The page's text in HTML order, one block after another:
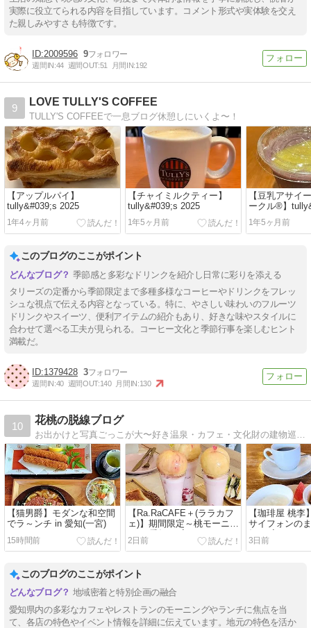
実際に役立てられる内容を目指しています。コメント形式や実体験を交え
た親しみやすさも特徴です。
2009596 9
週間IN:44 週間OUT:51 月間IN:192
9
LOVE TULLY'S COFFEE
TULLY'S COFFEEで一息ブログ休憩しにいくよ〜！
【アップルパイ】
tully&#039;s 2025
1年4ヶ月前
【チャイミルクティー】
tully&#039;s 2025
1年5ヶ月前
【豆乳アサイ
ークル®】
2025
1年5ヶ月前
このブログのここがポイント
季節感と多彩なドリンクを紹介し日常に彩りを添える
タリーズの定番から季節限定まで多種多様なコーヒーやドリンクをフレッ
シュな視点で伝える内容となっている。特に、やさしい味わいのフルーツ
ドリンクやスイーツ、便利アイテムの紹介もあり、好きな味やスタイルに
合わせて選べる工夫が見られる。コーヒー文化と季節行事を楽しむヒント
満載だ。
1379428 3
週間IN:40 週間OUT:140 月間IN:130
10
花桃の脱線ブログ
【猫男爵】モダンな和空間
でラ～ンチ in 愛知(一宮)
15時間前
【Ra.RaCAFE＋(ララカフ
ェ)】期間限定～桃モーニン
グ in 愛知(一宮)
2日前
【珈琲屋 桃李
サイフォンの
知(一宮)
3日前
このブログのここがポイント
地域密着と特別企画の融合
愛知県内の多彩なカフェやレストランのモーニングやランチに焦点を当
て、各店の特色やイベント情報を詳細に伝えています。地元の特色を活か